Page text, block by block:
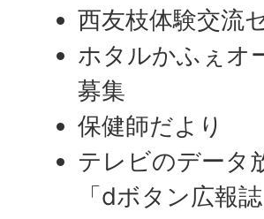
西友枝体験交流
ホタルかふぇオ
募集
保健師だより
テレビのデータ
「dボタン広報